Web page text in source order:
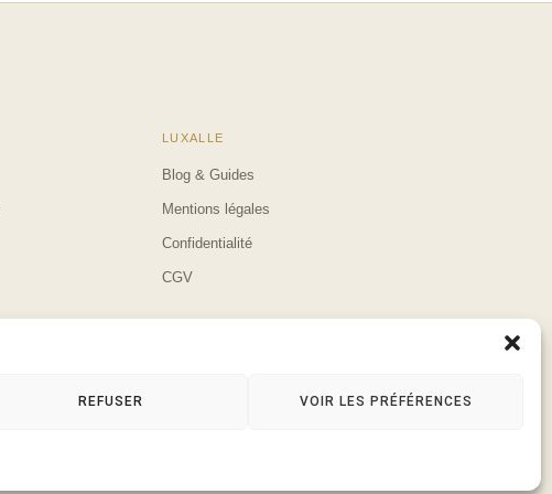
REFUSER VOIR LES PRÉFÉRENCES
LUXALLE
Blog & Guides
Mentions légales
Confidentialité
CGV